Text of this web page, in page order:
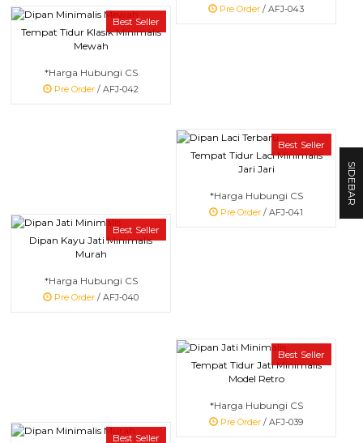
Pre Order / AFJ-043
Best Seller
Tempat Tidur Klasik Minimalis
Mewah
*Harga Hubungi CS
Pre Order / AFJ-042
Best Seller
Tempat Tidur Laci Minimalis
Jari Jari
*Harga Hubungi CS
Pre Order / AFJ-041
Best Seller
Dipan Kayu Jati Minimalis
Murah
*Harga Hubungi CS
Pre Order / AFJ-040
Best Seller
Tempat Tidur Jati Minimalis
Model Retro
*Harga Hubungi CS
Pre Order / AFJ-039
Best Seller
SIDEBAR